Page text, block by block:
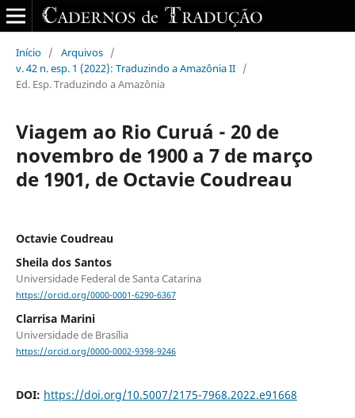
Início / Arquivos /
v. 42 n. esp. 1 (2022): Traduzindo a Amazônia II /
Ed. Esp. Traduzindo a Amazônia
Viagem ao Rio Curuá - 20 de
novembro de 1900 a 7 de março
de 1901, de Octavie Coudreau
Octavie Coudreau
Sheila dos Santos
Universidade Federal de Santa Catarina
https://orcid.org/0000-0001-6290-6367
Clarrisa Marini
Universidade de Brasília
https://orcid.org/0000-0002-9398-9246
DOI: https://doi.org/10.5007/2175-7968.2022.e91668